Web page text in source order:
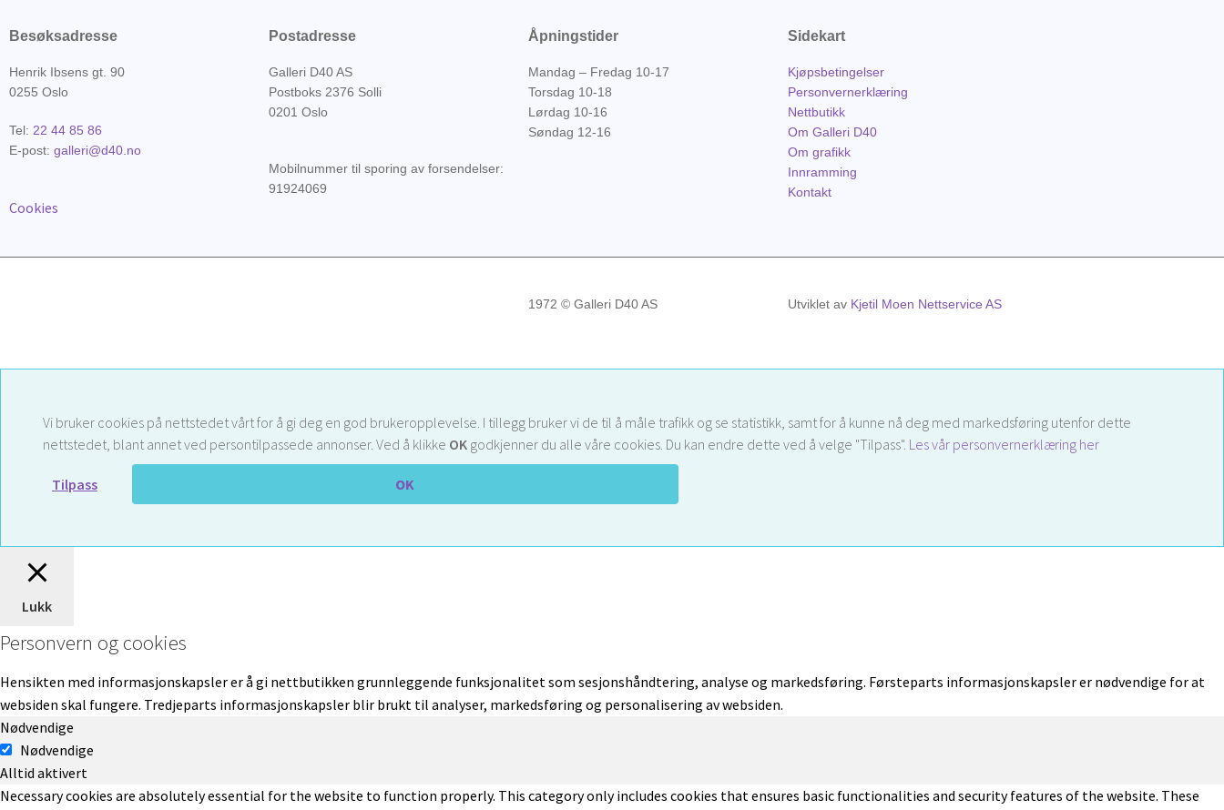
Besøksadresse
Henrik Ibsens gt. 90
0255 Oslo
Tel: 22 44 85 86
E-post: galleri@d40.no
Cookies
Postadresse
Galleri D40 AS
Postboks 2376 Solli
0201 Oslo
Mobilnummer til sporing av forsendelser:
91924069
Åpningstider
Mandag – Fredag 10-17
Torsdag 10-18
Lørdag 10-16
Søndag 12-16
Sidekart
Kjøpsbetingelser
Personvernerklæring
Nettbutikk
Om Galleri D40
Om grafikk
Innramming
Kontakt
1972 © Galleri D40 AS Utviklet av Kjetil Moen Nettservice AS
Vi bruker cookies på nettstedet vårt for å gi deg en god brukeropplevelse. I tillegg bruker vi de til å måle trafikk og se statistikk, samt for å kunne nå deg med markedsføring utenfor dette
nettstedet, blant annet ved persontilpassede annonser. Ved å klikke OK godkjenner du alle våre cookies. Du kan endre dette ved å velge "Tilpass". Les vår personvernerklæring her
Tilpass OK
Lukk
Personvern og cookies
Hensikten med informasjonskapsler er å gi nettbutikken grunnleggende funksjonalitet som sesjonshåndtering, analyse og markedsføring. Førsteparts informasjonskapsler er nødvendige for at
websiden skal fungere. Tredjeparts informasjonskapsler blir brukt til analyser, markedsføring og personalisering av websiden.
Nødvendige
Nødvendige
Alltid aktivert
Necessary cookies are absolutely essential for the website to function properly. This category only includes cookies that ensures basic functionalities and security features of the website. These